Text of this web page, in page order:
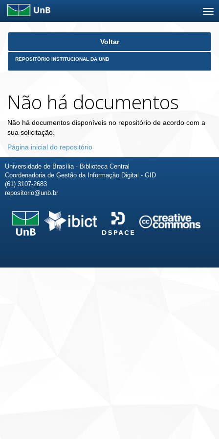
Skip
Voltar
REPOSITÓRIO INSTITUCIONAL DA UNB
Não há documentos
Não há documentos disponíveis no repositório de acordo com a
sua solicitação.
Página inicial do repositório
Universidade de Brasília - Biblioteca Central
Coordenadoria de Gestão da Informação Digital - GID
(61) 3107-2683
repositorio@unb.br